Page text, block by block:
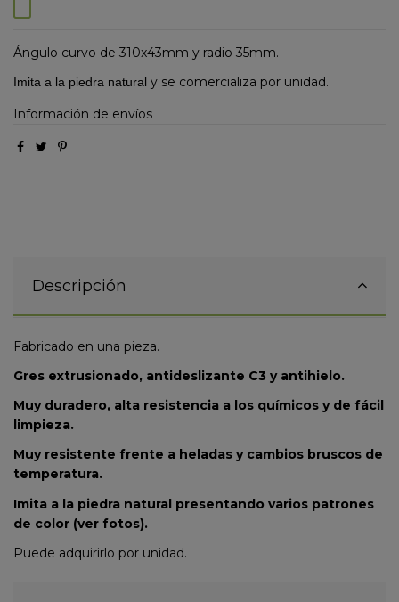
Ángulo curvo de 310x43mm y radio 35mm.
Imita a la piedra natural y se comercializa por unidad.
Información de envíos
Descripción
Fabricado en una pieza.
Gres extrusionado, antideslizante C3 y antihielo.
Muy duradero, alta resistencia a los químicos y de fácil
limpieza.
Muy resistente frente a heladas y cambios bruscos de
temperatura.
Imita a la piedra natural presentando varios patrones
de color (ver fotos).
Puede adquirirlo por unidad.